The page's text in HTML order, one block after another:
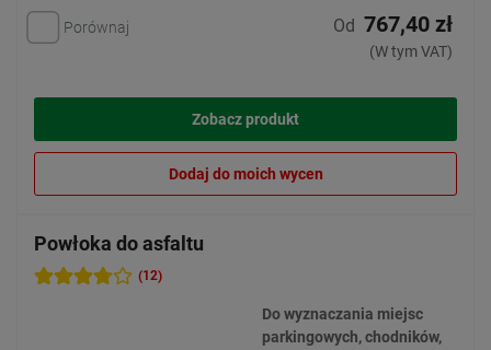
Porównaj Od 767,40 zł
(W tym VAT)
Zobacz produkt
Dodaj do moich wycen
Powłoka do asfaltu
(12)
Do wyznaczania miejsc
parkingowych, chodników,